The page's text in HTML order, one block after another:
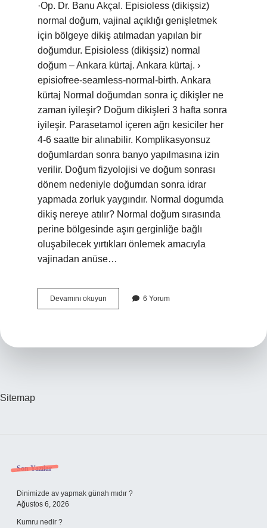
·Op. Dr. Banu Akçal. Episioless (dikişsiz)
normal doğum, vajinal açıklığı genişletmek
için bölgeye dikiş atılmadan yapılan bir
doğumdur. Episioless (dikişsiz) normal
doğum – Ankara kürtaj. Ankara kürtaj. ›
episiofree-seamless-normal-birth. Ankara
kürtaj Normal doğumdan sonra iç dikişler ne
zaman iyileşir? Doğum dikişleri 3 hafta sonra
iyileşir. Parasetamol içeren ağrı kesiciler her
4-6 saatte bir alınabilir. Komplikasyonsuz
doğumlardan sonra banyo yapılmasına izin
verilir. Doğum fizyolojisi ve doğum sonrası
dönem nedeniyle doğumdan sonra idrar
yapmada zorluk yaygındır. Normal dogumda
dikiş nereye atılır? Normal doğum sırasında
perine bölgesinde aşırı gerginliğe bağlı
oluşabilecek yırtıkları önlemek amacıyla
vajinadan anüse…
Devamını okuyun
Doğumda
6 Yorum
Sitemap
Sidebar
Son Yazılar
Dinimizde av yapmak günah mıdır ?
Ağustos 6, 2026
Kumru nedir ?